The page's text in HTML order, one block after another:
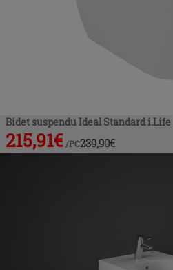
Bidet suspendu Ideal Standard
215,91€ /PC239,90€